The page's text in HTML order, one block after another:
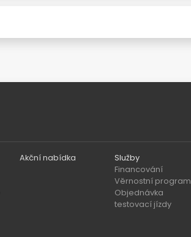
Akční nabídka
Služby
Financování
Věrnostní program
Objednávka
testovací jízdy